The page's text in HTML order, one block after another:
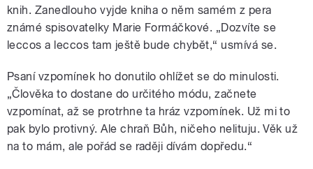
knih. Zanedlouho vyjde kniha o něm samém z pera
známé spisovatelky Marie Formáčkové. „Dozvíte se
leccos a leccos tam ještě bude chybět,“ usmívá se.
Psaní vzpomínek ho donutilo ohlížet se do minulosti.
„Člověka to dostane do určitého módu, začnete
vzpomínat, až se protrhne ta hráz vzpomínek. Už mi to
pak bylo protivný. Ale chraň Bůh, ničeho nelituju. Věk už
na to mám, ale pořád se raději dívám dopředu.“